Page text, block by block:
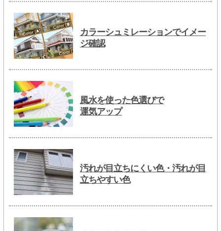
カラーシュミレーションでイメー
ジ確認
風水を使った色選びで
運気アップ
汚れが目立ちにくい色・汚れが目
立ちやすい色